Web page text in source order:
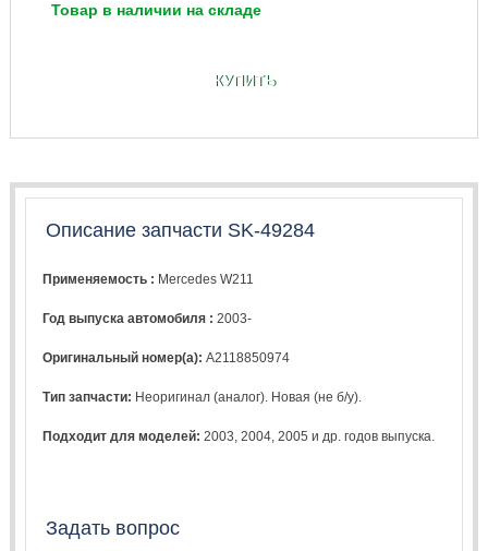
Товар в наличии на складе
КУПИТЬ
Описание запчасти SK-49284
Применяемость : Mercedes W211
Год выпуска автомобиля :2003-
Оригинальный номер(а):A2118850974
Тип запчасти: Неоригинал (аналог). Новая (не б/у).
Подходит для моделей: 2003 ,2004 ,2005 и др. годов выпуска.
Задать вопрос